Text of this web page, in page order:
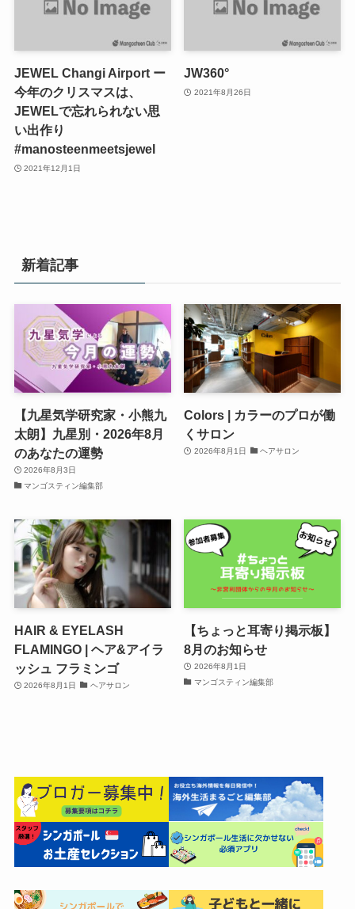
JEWEL Changi Airport ー
今年のクリスマスは、
JEWELで忘れられない思
い出作り
#manosteenmeetsjewel
2021年12月1日
JW360°
2021年8月26日
新着記事
【九星気学研究家・小熊九
太朗】九星別・2026年8月
のあなたの運勢
2026年8月3日
マンゴスティン編集部
Colors | カラーのプロが働
くサロン
2026年8月1日 ヘアサロン
HAIR & EYELASH
FLAMINGO | ヘア&アイラ
ッシュ フラミンゴ
2026年8月1日 ヘアサロン
【ちょっと耳寄り掲示板】
8月のお知らせ
2026年8月1日
マンゴスティン編集部